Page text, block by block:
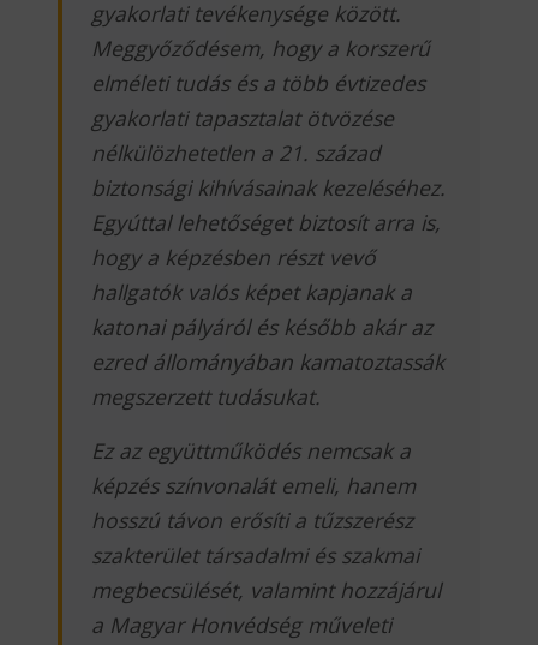
gyakorlati tevékenysége között.
Meggyőződésem, hogy a korszerű
elméleti tudás és a több évtizedes
gyakorlati tapasztalat ötvözése
nélkülözhetetlen a 21. század
biztonsági kihívásainak kezeléséhez.
Egyúttal lehetőséget biztosít arra is,
hogy a képzésben részt vevő
hallgatók valós képet kapjanak a
katonai pályáról és később akár az
ezred állományában kamatoztassák
megszerzett tudásukat.
Ez az együttműködés nemcsak a
képzés színvonalát emeli, hanem
hosszú távon erősíti a tűzszerész
szakterület társadalmi és szakmai
megbecsülését, valamint hozzájárul
a Magyar Honvédség műveleti